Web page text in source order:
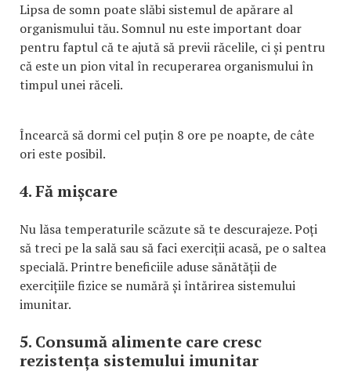
Lipsa de somn poate slăbi sistemul de apărare al
organismului tău. Somnul nu este important doar
pentru faptul că te ajută să previi răcelile, ci și pentru
că este un pion vital în recuperarea organismului în
timpul unei răceli.
Încearcă să dormi cel puțin 8 ore pe noapte, de câte
ori este posibil.
4. Fă mișcare
Nu lăsa temperaturile scăzute să te descurajeze. Poți
să treci pe la sală sau să faci exerciții acasă, pe o saltea
specială. Printre beneficiile aduse sănătății de
exercițiile fizice se numără și întărirea sistemului
imunitar.
5. Consumă alimente care cresc
rezistența sistemului imunitar